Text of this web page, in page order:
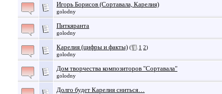
Игорь Борисов (Сортавала, Карелия)
golodny
Питкяранта
golodny
Карелия (цифры и факты) ( 1 2)
golodny
Дом творчества композиторов "Сортавала"
golodny
Долго будет Карелия сниться…